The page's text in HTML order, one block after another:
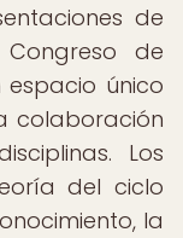
de
Congreso de
único
colaboración
Los
del ciclo
la